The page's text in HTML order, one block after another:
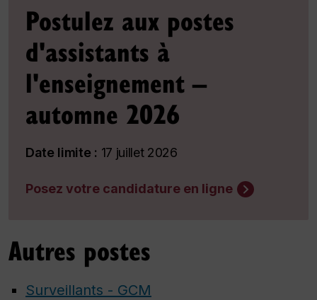
Postulez aux postes
d'assistants à
l'enseignement –
automne 2026
Date limite : 17 juillet 2026
Posez votre candidature en ligne
Autres postes
Surveillants - GCM